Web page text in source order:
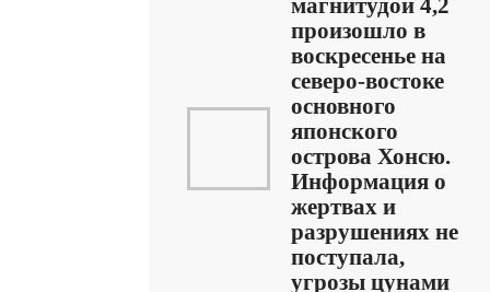
магнитудой 4,2
произошло в
воскресенье на
северо-востоке
основного
японского
острова Хонсю.
Информация о
жертвах и
разрушениях не
поступала,
угрозы цунами